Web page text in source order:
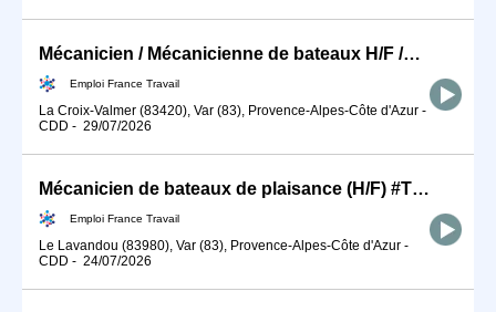
Mécanicien / Mécanicienne de bateaux H/F /NON LOGE
Emploi France Travail
La Croix-Valmer (83420), Var (83), Provence-Alpes-Côte d'Azur -
CDD - 29/07/2026
Mécanicien de bateaux de plaisance (H/F) #TDFE2026
Emploi France Travail
Le Lavandou (83980), Var (83), Provence-Alpes-Côte d'Azur -
CDD - 24/07/2026